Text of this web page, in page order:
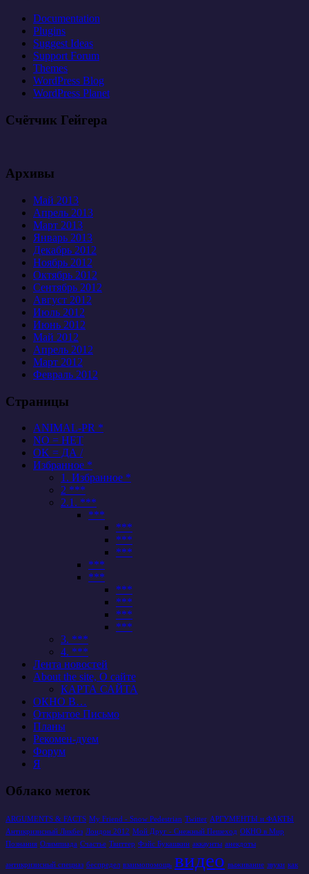
Documentation
Plugins
Suggest Ideas
Support Forum
Themes
WordPress Blog
WordPress Planet
Счётчик Гейгера
Архивы
Май 2013
Апрель 2013
Март 2013
Январь 2013
Декабрь 2012
Ноябрь 2012
Октябрь 2012
Сентябрь 2012
Август 2012
Июль 2012
Июнь 2012
Май 2012
Апрель 2012
Март 2012
Февраль 2012
Страницы
ANIMAL-PR *
NO = НЕТ
OK = ДА /
Избранное *
1. Избранное *
2 ***
2.1. ***
***
***
***
***
***
***
***
***
***
***
3. ***
4. ***
Лента новостей
About the site, О сайте
КАРТА САЙТА
ОКНО В…
Открытое Письмо
Планы
Рекомен-дуем
Форум
Я
Облако меток
ARGUMENTS & FACTS My Friend - Snow Pedestrian Twitter АРГУМЕНТЫ и ФАКТЫ
Антикризисный Ликбез Лондон 2012 Мой Друг - Снежный Пешеход ОКНО в Мир
Познания Олимпиада Счастье Твиттер Фэйс Букашкин аккаунты анекдоты
антикризисный спецназ беспредел взаимопомощь видео выживание звуки как